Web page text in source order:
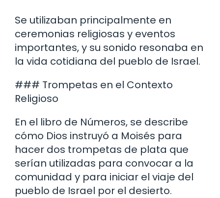
Se utilizaban principalmente en
ceremonias religiosas y eventos
importantes, y su sonido resonaba en
la vida cotidiana del pueblo de Israel.
### Trompetas en el Contexto
Religioso
En el libro de Números, se describe
cómo Dios instruyó a Moisés para
hacer dos trompetas de plata que
serían utilizadas para convocar a la
comunidad y para iniciar el viaje del
pueblo de Israel por el desierto.